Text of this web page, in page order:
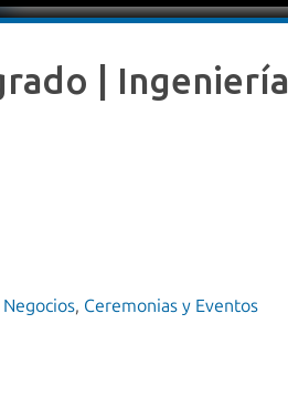
| Ingeniería
, Ceremonias y Eventos